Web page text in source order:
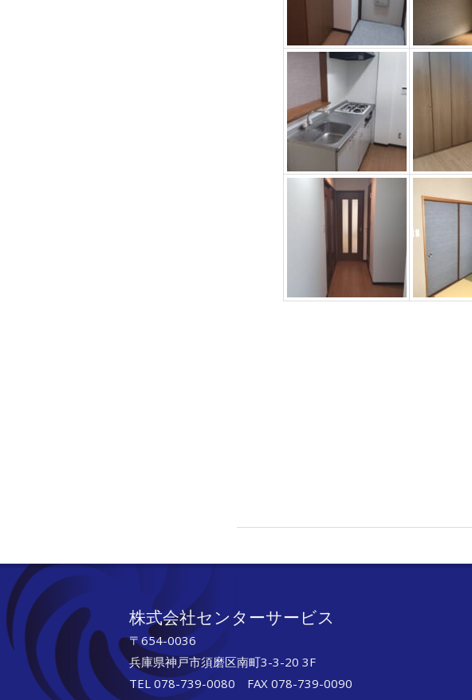
株式会社センターサービス
〒654-0036
兵庫県神戸市須磨区南町3-3-20 3F
TEL 078-739-0080 FAX 078-739-0090